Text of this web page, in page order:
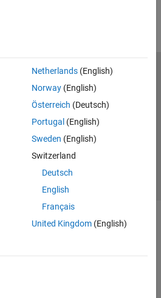
Netherlands(English)
Norway(English)
Österreich (Deutsch)
Portugal (English)
Sweden (English)
Switzerland
Deutsch
English
Français
United Kingdom(English)
Marcas comerciales
Antipiratería
Estado de las aplicaciones
Inc.
Seleccione un país/